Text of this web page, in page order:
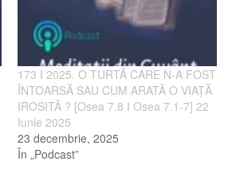
173 I 2025. O TURTĂ CARE N-A FOST
ÎNTOARSĂ SAU CUM ARATĂ O VIAȚĂ
IROSITĂ ? [Osea 7.8 I Osea 7.1-7] 22
Iunie 2025
23 decembrie, 2025
În „Podcast”